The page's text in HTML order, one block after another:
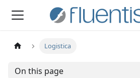
Logistica
On this page